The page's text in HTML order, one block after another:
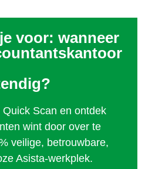
voor: wanneer
Scan en ontdek
wint door over te
veilige, betrouwbare,
Asista-werkplek.